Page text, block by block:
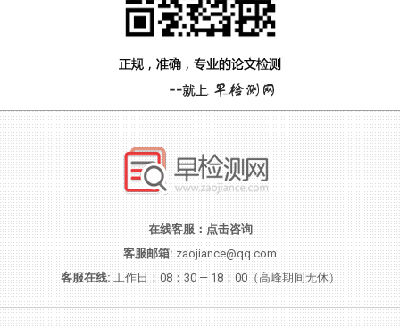
在线客服：点击咨询
客服邮箱:zaojiance@qq.com
客服在线:工作日：08：30 — 18：00（高峰期间无休）